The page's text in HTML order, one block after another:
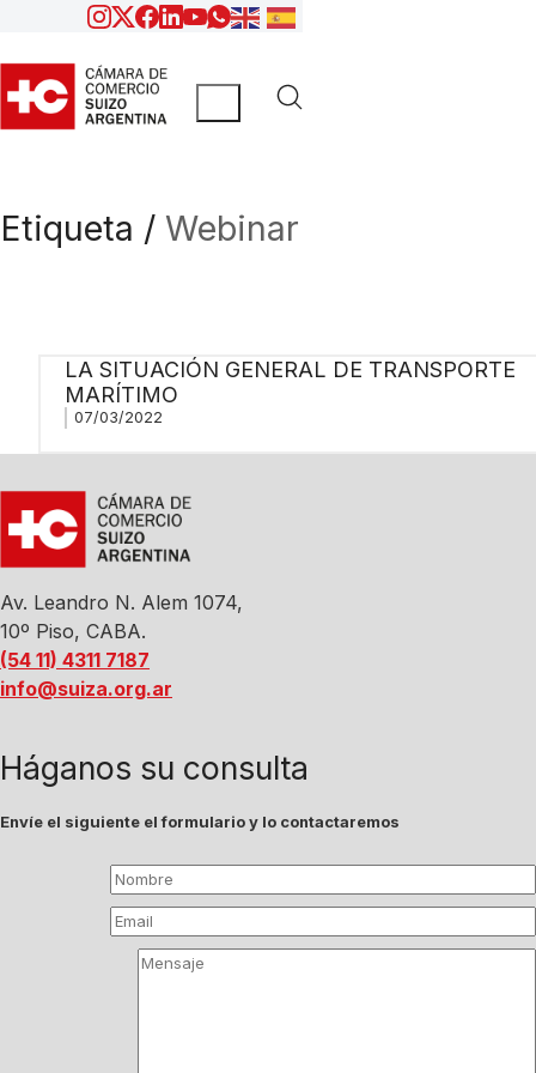
Etiqueta / Webinar
LA SITUACIÓN GENERAL DE TRANSPORTE
MARÍTIMO
07/03/2022
Av. Leandro N. Alem 1074,
10º Piso, CABA.
(54 11) 4311 7187
info@suiza.org.ar
Háganos su consulta
Envíe el siguiente el formulario y lo contactaremos